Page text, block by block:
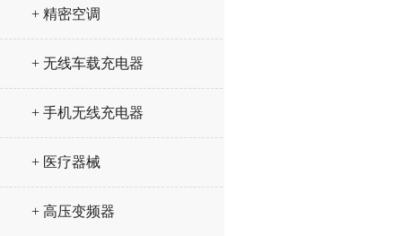
+ 精密空调
+ 无线车载充电器
+ 手机无线充电器
+ 医疗器械
+ 高压变频器